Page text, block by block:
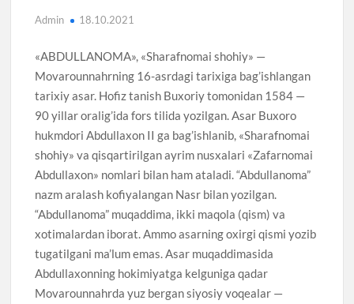
Admin 18.10.2021
«ABDULLANOMA», «Sharafnomai shohiy» —
Movarounnahrning 16-asrdagi tarixiga bag’ishlangan
tarixiy asar. Hofiz tanish Buxoriy tomonidan 1584 —
90 yillar oralig’ida fors tilida yozilgan. Asar Buxoro
hukmdori Abdullaxon II ga bag’ishlanib, «Sharafnomai
shohiy» va qisqartirilgan ayrim nusxalari «Zafarnomai
Abdullaxon» nomlari bilan ham ataladi. “Abdullanoma”
nazm aralash kofiyalangan Nasr bilan yozilgan.
“Abdullanoma” muqaddima, ikki maqola (qism) va
xotimalardan iborat. Ammo asarning oxirgi qismi yozib
tugatilgani ma’lum emas. Asar muqaddimasida
Abdullaxonning hokimiyatga kelguniga qadar
Movarounnahrda yuz bergan siyosiy voqealar —